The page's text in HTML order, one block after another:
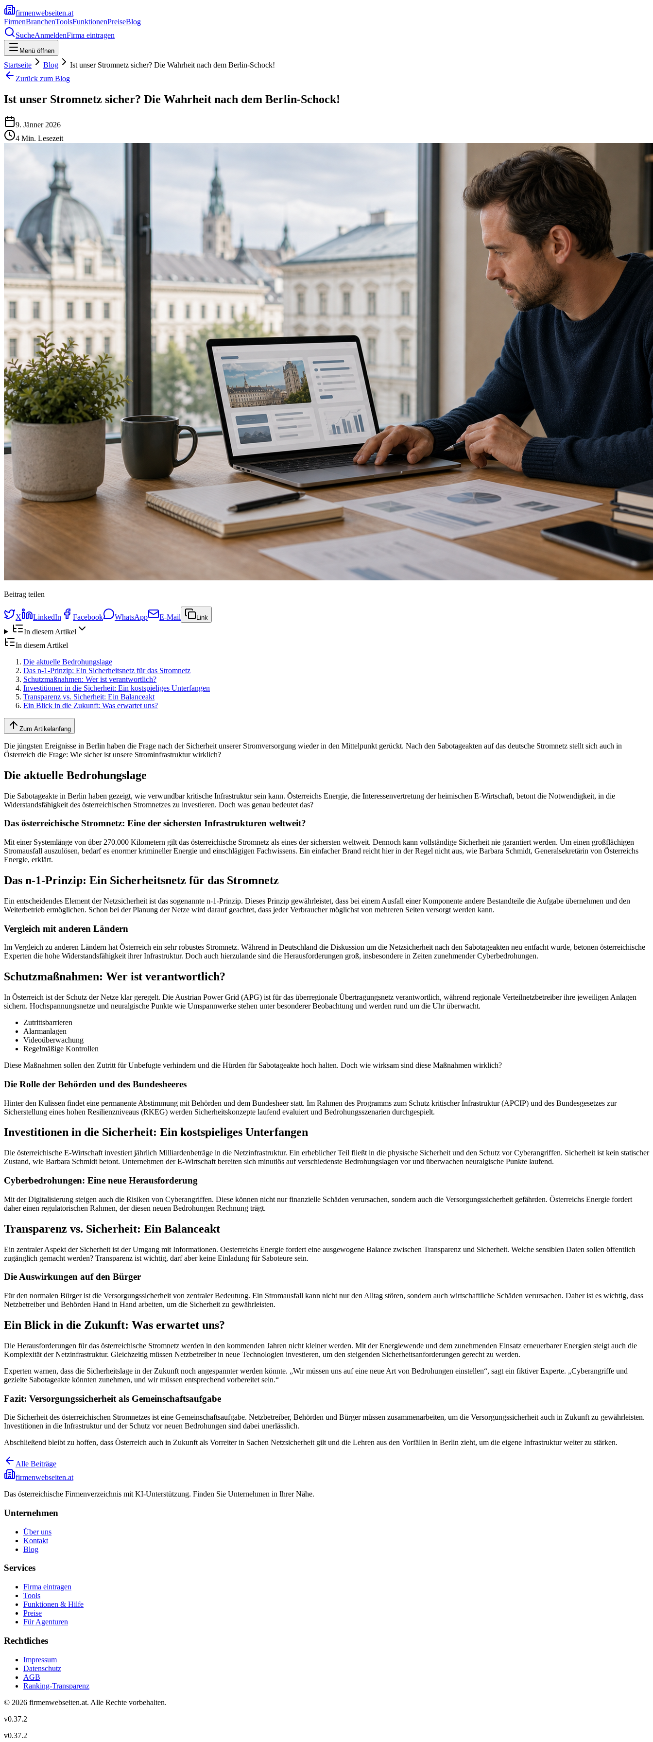
firmenwebseiten.at
FirmenBranchenToolsFunktionenPreiseBlog
SucheAnmeldenFirma eintragen
Menü öffnen
Startseite Blog
Ist unser Stromnetz sicher? Die Wahrheit nach dem Berlin-Schock!
Zurück zum Blog
Ist unser Stromnetz sicher? Die Wahrheit nach dem Berlin-Schock!
9. Jänner 2026
4 Min. Lesezeit
Beitrag teilen
X LinkedIn Facebook WhatsApp E-Mail Link
In diesem Artikel
In diesem Artikel
Die aktuelle Bedrohungslage
Das n-1-Prinzip: Ein Sicherheitsnetz für das Stromnetz
Schutzmaßnahmen: Wer ist verantwortlich?
Investitionen in die Sicherheit: Ein kostspieliges Unterfangen
Transparenz vs. Sicherheit: Ein Balanceakt
Ein Blick in die Zukunft: Was erwartet uns?
Zum Artikelanfang
Die jüngsten Ereignisse in Berlin haben die Frage nach der Sicherheit unserer Stromversorgung wieder in den Mittelpunkt gerückt. Nach den Sabotageakten auf das deutsche Stromnetz stellt sich auch in
Österreich die Frage: Wie sicher ist unsere Strominfrastruktur wirklich?
Die aktuelle Bedrohungslage
Die Sabotageakte in Berlin haben gezeigt, wie verwundbar kritische Infrastruktur sein kann. Österreichs Energie, die Interessenvertretung der heimischen E-Wirtschaft, betont die Notwendigkeit, in die
Widerstandsfähigkeit des österreichischen Stromnetzes zu investieren. Doch was genau bedeutet das?
Das österreichische Stromnetz: Eine der sichersten Infrastrukturen weltweit?
Mit einer Systemlänge von über 270.000 Kilometern gilt das österreichische Stromnetz als eines der sichersten weltweit. Dennoch kann vollständige Sicherheit nie garantiert werden. Um einen großflächigen
Stromausfall auszulösen, bedarf es enormer krimineller Energie und einschlägigen Fachwissens. Ein einfacher Brand reicht hier in der Regel nicht aus, wie Barbara Schmidt, Generalsekretärin von Österreichs
Energie, erklärt.
Das n-1-Prinzip: Ein Sicherheitsnetz für das Stromnetz
Ein entscheidendes Element der Netzsicherheit ist das sogenannte n-1-Prinzip. Dieses Prinzip gewährleistet, dass bei einem Ausfall einer Komponente andere Bestandteile die Aufgabe übernehmen und den
Weiterbetrieb ermöglichen. Schon bei der Planung der Netze wird darauf geachtet, dass jeder Verbraucher möglichst von mehreren Seiten versorgt werden kann.
Vergleich mit anderen Ländern
Im Vergleich zu anderen Ländern hat Österreich ein sehr robustes Stromnetz. Während in Deutschland die Diskussion um die Netzsicherheit nach den Sabotageakten neu entfacht wurde, betonen österreichische
Experten die hohe Widerstandsfähigkeit ihrer Infrastruktur. Doch auch hierzulande sind die Herausforderungen groß, insbesondere in Zeiten zunehmender Cyberbedrohungen.
Schutzmaßnahmen: Wer ist verantwortlich?
In Österreich ist der Schutz der Netze klar geregelt. Die Austrian Power Grid (APG) ist für das überregionale Übertragungsnetz verantwortlich, während regionale Verteilnetzbetreiber ihre jeweiligen Anlagen
sichern. Hochspannungsnetze und neuralgische Punkte wie Umspannwerke stehen unter besonderer Beobachtung und werden rund um die Uhr überwacht.
Zutrittsbarrieren
Alarmanlagen
Videoüberwachung
Regelmäßige Kontrollen
Diese Maßnahmen sollen den Zutritt für Unbefugte verhindern und die Hürden für Sabotageakte hoch halten. Doch wie wirksam sind diese Maßnahmen wirklich?
Die Rolle der Behörden und des Bundesheeres
Hinter den Kulissen findet eine permanente Abstimmung mit Behörden und dem Bundesheer statt. Im Rahmen des Programms zum Schutz kritischer Infrastruktur (APCIP) und des Bundesgesetzes zur
Sicherstellung eines hohen Resilienzniveaus (RKEG) werden Sicherheitskonzepte laufend evaluiert und Bedrohungsszenarien durchgespielt.
Investitionen in die Sicherheit: Ein kostspieliges Unterfangen
Die österreichische E-Wirtschaft investiert jährlich Milliardenbeträge in die Netzinfrastruktur. Ein erheblicher Teil fließt in die physische Sicherheit und den Schutz vor Cyberangriffen. Sicherheit ist kein statischer
Zustand, wie Barbara Schmidt betont. Unternehmen der E-Wirtschaft bereiten sich minutiös auf verschiedenste Bedrohungslagen vor und überwachen neuralgische Punkte laufend.
Cyberbedrohungen: Eine neue Herausforderung
Mit der Digitalisierung steigen auch die Risiken von Cyberangriffen. Diese können nicht nur finanzielle Schäden verursachen, sondern auch die Versorgungssicherheit gefährden. Österreichs Energie fordert
daher einen regulatorischen Rahmen, der diesen neuen Bedrohungen Rechnung trägt.
Transparenz vs. Sicherheit: Ein Balanceakt
Ein zentraler Aspekt der Sicherheit ist der Umgang mit Informationen. Oesterreichs Energie fordert eine ausgewogene Balance zwischen Transparenz und Sicherheit. Welche sensiblen Daten sollen öffentlich
zugänglich gemacht werden? Transparenz ist wichtig, darf aber keine Einladung für Saboteure sein.
Die Auswirkungen auf den Bürger
Für den normalen Bürger ist die Versorgungssicherheit von zentraler Bedeutung. Ein Stromausfall kann nicht nur den Alltag stören, sondern auch wirtschaftliche Schäden verursachen. Daher ist es wichtig, dass
Netzbetreiber und Behörden Hand in Hand arbeiten, um die Sicherheit zu gewährleisten.
Ein Blick in die Zukunft: Was erwartet uns?
Die Herausforderungen für das österreichische Stromnetz werden in den kommenden Jahren nicht kleiner werden. Mit der Energiewende und dem zunehmenden Einsatz erneuerbarer Energien steigt auch die
Komplexität der Netzinfrastruktur. Gleichzeitig müssen Netzbetreiber in neue Technologien investieren, um den steigenden Sicherheitsanforderungen gerecht zu werden.
Experten warnen, dass die Sicherheitslage in der Zukunft noch angespannter werden könnte. „Wir müssen uns auf eine neue Art von Bedrohungen einstellen“, sagt ein fiktiver Experte. „Cyberangriffe und
gezielte Sabotageakte könnten zunehmen, und wir müssen entsprechend vorbereitet sein.“
Fazit: Versorgungssicherheit als Gemeinschaftsaufgabe
Die Sicherheit des österreichischen Stromnetzes ist eine Gemeinschaftsaufgabe. Netzbetreiber, Behörden und Bürger müssen zusammenarbeiten, um die Versorgungssicherheit auch in Zukunft zu gewährleisten.
Investitionen in die Infrastruktur und der Schutz vor neuen Bedrohungen sind dabei unerlässlich.
Abschließend bleibt zu hoffen, dass Österreich auch in Zukunft als Vorreiter in Sachen Netzsicherheit gilt und die Lehren aus den Vorfällen in Berlin zieht, um die eigene Infrastruktur weiter zu stärken.
Alle Beiträge
firmenwebseiten.at
Das österreichische Firmenverzeichnis mit KI-Unterstützung. Finden Sie Unternehmen in Ihrer Nähe.
Unternehmen
Über uns
Kontakt
Blog
Services
Firma eintragen
Tools
Funktionen & Hilfe
Preise
Für Agenturen
Rechtliches
Impressum
Datenschutz
AGB
Ranking-Transparenz
© 2026 firmenwebseiten.at. Alle Rechte vorbehalten.
v0.37.2
v0.37.2